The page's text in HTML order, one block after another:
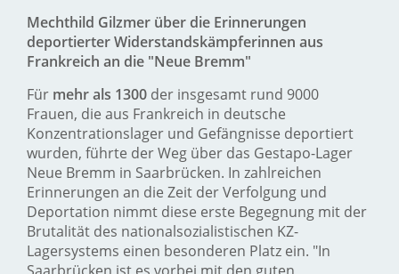
Mechthild Gilzmer über die Erinnerungen
deportierter Widerstandskämpferinnen aus
Frankreich an die "Neue Bremm"
Für mehr als 1300 der insgesamt rund 9000
Frauen, die aus Frankreich in deutsche
Konzentrationslager und Gefängnisse deportiert
wurden, führte der Weg über das Gestapo-Lager
Neue Bremm in Saarbrücken. In zahlreichen
Erinnerungen an die Zeit der Verfolgung und
Deportation nimmt diese erste Begegnung mit der
Brutalität des nationalsozialistischen KZ-
Lagersystems einen besonderen Platz ein. "In